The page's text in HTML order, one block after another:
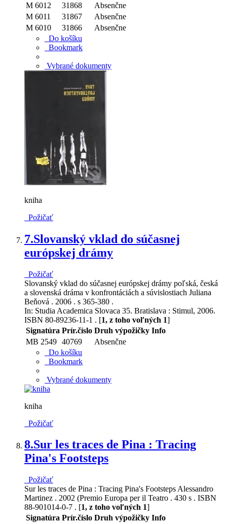
M 6012
31868
Absenčne
M 6011
31867
Absenčne
M 6010
31866
Absenčne
Do košíku
Bookmark
Vybrané dokumenty
kniha
Požičať
7.Slovanský vklad do súčasnej
európskej drámy
Požičať
Slovanský vklad do súčasnej európskej drámy poľská, česká
a slovenská dráma v konfrontáciách a súvislostiach Juliana
Beňová . 2006 . s 365-380 .
In: Studia Academica Slovaca 35. Bratislava : Stimul, 2006.
ISBN 80-89236-11-1 . [1, z toho voľných 1]
Signatúra Prír.číslo Druh výpožičky Info
MB 2549 40769
Absenčne
Do košíku
Bookmark
Vybrané dokumenty
kniha
Požičať
8.Sur les traces de Pina : Tracing
Pina's Footsteps
Požičať
Sur les traces de Pina : Tracing Pina's Footsteps Alessandro
Martinez . 2002 (Premio Europa per il Teatro . 430 s . ISBN
88-901014-0-7 . [1, z toho voľných 1]
Signatúra Prír.číslo Druh výpožičky Info